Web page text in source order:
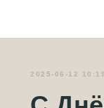
2025-06-12 10:19